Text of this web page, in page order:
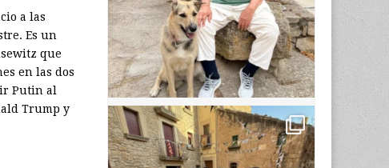
a las
Es un
que
en las dos
Putin al
Trump y